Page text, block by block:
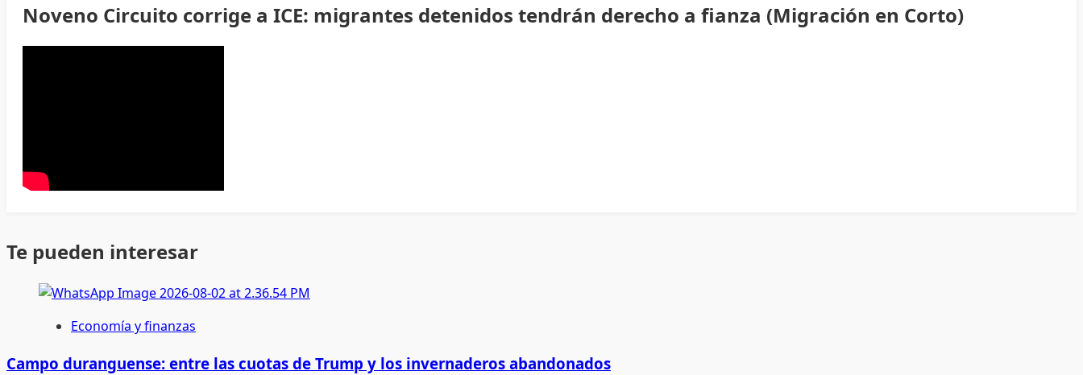
Noveno Circuito corrige a ICE: migrantes detenidos tendrán derecho a fianza (Migración en Corto)
Te pueden interesar
Economía y finanzas
Campo duranguense: entre las cuotas de Trump y los invernaderos abandonados